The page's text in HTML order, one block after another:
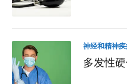
神经和精神
多发性